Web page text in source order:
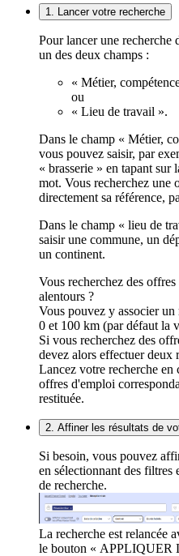
1. Lancer votre recherche
Pour lancer une recherche
un des deux champs :
« Métier,
ou
« Lieu de travail ».
Dans le champ « Métier,
vous pouvez saisir, par
« brasserie » en tapant sur
mot. Vous recherchez une
directement sa référence,
Dans le champ « lieu de
saisir une commune, un
un continent.
Vous recherchez des
alentours ?
Vous pouvez y associer
0 et 100 km (par défaut la
Si vous recherchez des
devez alors effectuer deux
Lancez votre recherche
offres d'emploi
restituée.
2. Affiner les résultats de
Si besoin, vous pouvez
en sélectionnant des filtres
de recherche.
La recherche est relancée
le bouton « APPLIQUER